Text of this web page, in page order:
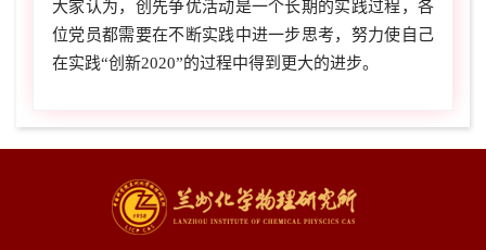
大家认为，创先争优活动是一个长期的实践过程，各
位党员都需要在不断实践中进一步思考，努力使自己
在实践“创新2020”的过程中得到更大的进步。